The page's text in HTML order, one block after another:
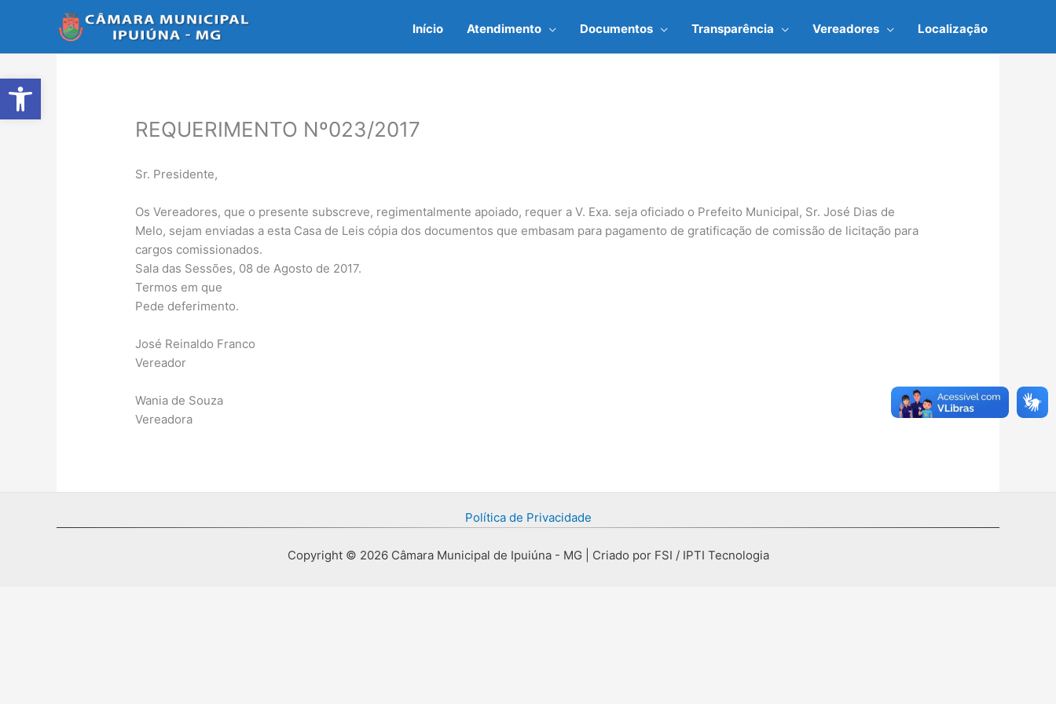
Abrir a barra de ferramentas
Início Atendimento Documentos Transparência Vereadores Localização
REQUERIMENTO Nº023/2017
Sr. Presidente,
Os Vereadores, que o presente subscreve, regimentalmente apoiado, requer a V. Exa. seja oficiado o Prefeito Municipal, Sr. José Dias de
Melo, sejam enviadas a esta Casa de Leis cópia dos documentos que embasam para pagamento de gratificação de comissão de licitação para
cargos comissionados.
Sala das Sessões, 08 de Agosto de 2017.
Termos em que
Pede deferimento.
José Reinaldo Franco
Vereador
Wania de Souza
Vereadora
Política de Privacidade
Copyright © 2026 Câmara Municipal de Ipuiúna - MG | Criado por FSI / IPTI Tecnologia